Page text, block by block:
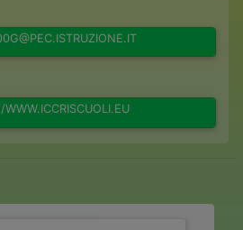
WWW.ICCRISCUOLI.EU